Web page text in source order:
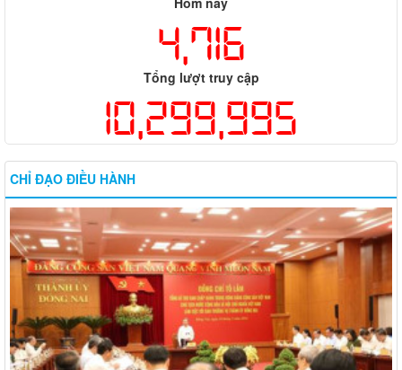
4,716
Tổng lượt truy cập
10,299,995
CHỈ ĐẠO ĐIỀU HÀNH